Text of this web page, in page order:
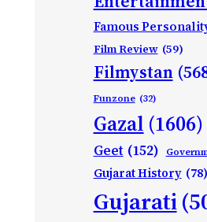
Famous
Film Review (59)
Filmystan
Funzone (32)
Gazal (1606)
Geet (152)
Gujarat History (78)
Gujarati